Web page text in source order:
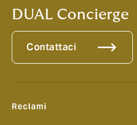
DUAL Concierge
Contattaci
Reclami